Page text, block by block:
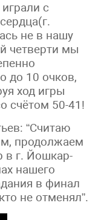
с
не в нашу
четверти мы
до 10 очков,
ход игры
счётом 50-41!
“Считаю
продолжаем
в г. Йошкар-
нашего
в финал
не отменял”.